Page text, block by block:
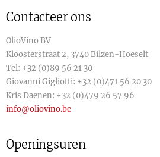
Contacteer ons
OlioVino BV
Kloosterstraat 2, 3740 Bilzen-Hoeselt
Tel: +32 (0)89 56 21 30
Giovanni Gigliotti: +32 (0)471 56 20 30
Kris Daenen: +32 (0)479 26 57 96
info@oliovino.be
Openingsuren